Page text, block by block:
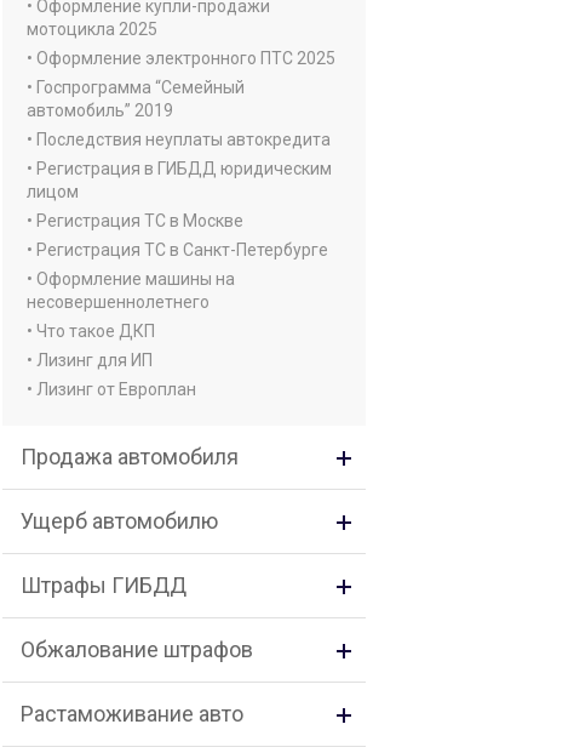
• Оформление купли-продажи
мотоцикла 2025
• Оформление электронного ПТС 2025
• Госпрограмма “Семейный
автомобиль” 2019
• Последствия неуплаты автокредита
• Регистрация в ГИБДД юридическим
лицом
• Регистрация ТС в Москве
• Регистрация ТС в Санкт-Петербурге
• Оформление машины на
несовершеннолетнего
• Что такое ДКП
• Лизинг для ИП
• Лизинг от Европлан
Продажа автомобиля
Ущерб автомобилю
Штрафы ГИБДД
Обжалование штрафов
Растаможивание авто